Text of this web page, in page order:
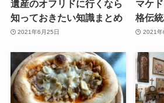
遺産のオフリドに行くなら
知っておきたい知識まとめ
2021年6月25日
マケ
格伝
2021年